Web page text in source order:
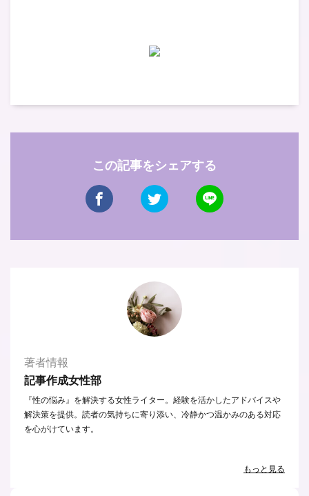
この記事をシェアする
著者情報
記事作成女性部
『性の悩み』を解決する女性ライター。経験を活かしたアドバイスや
解決策を提供。読者の気持ちに寄り添い、冷静かつ温かみのある対応
を心がけています。
もっと見る